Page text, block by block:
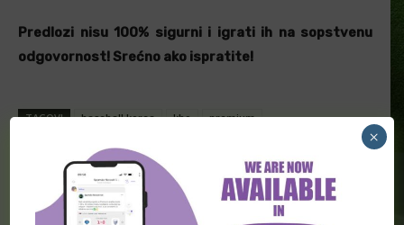
Predlozi nisu 100% sigurni i igrati ih na sopstvenu
odgovornost! Srećno ako ispratite!
TAGOVI baseball korea kbo premium
Facebook Twitter
×